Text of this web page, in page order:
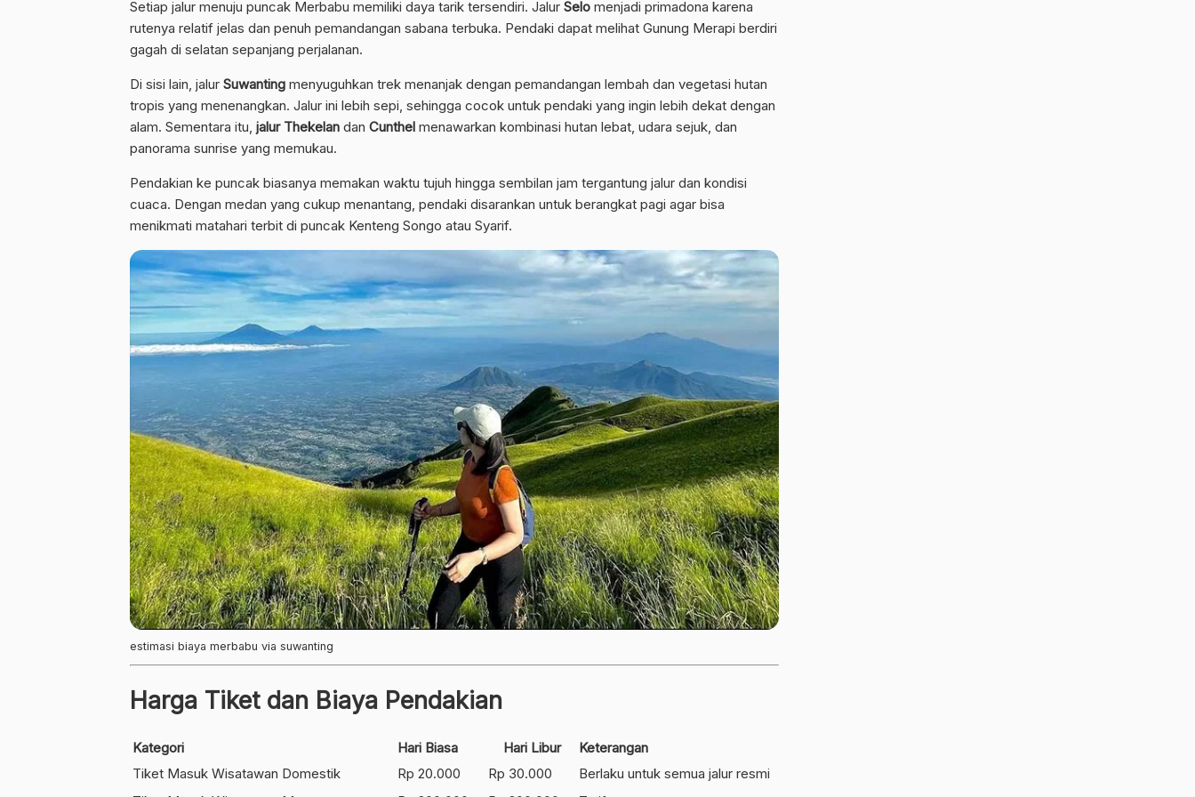
Setiap jalur menuju puncak Merbabu memiliki daya tarik tersendiri. Jalur Selo menjadi primadona karena
rutenya relatif jelas dan penuh pemandangan sabana terbuka. Pendaki dapat melihat Gunung Merapi berdiri
gagah di selatan sepanjang perjalanan.
Di sisi lain, jalur Suwanting menyuguhkan trek menanjak dengan pemandangan lembah dan vegetasi hutan
tropis yang menenangkan. Jalur ini lebih sepi, sehingga cocok untuk pendaki yang ingin lebih dekat dengan
alam. Sementara itu, jalur Thekelan dan Cunthel menawarkan kombinasi hutan lebat, udara sejuk, dan
panorama sunrise yang memukau.
Pendakian ke puncak biasanya memakan waktu tujuh hingga sembilan jam tergantung jalur dan kondisi
cuaca. Dengan medan yang cukup menantang, pendaki disarankan untuk berangkat pagi agar bisa
menikmati matahari terbit di puncak Kenteng Songo atau Syarif.
estimasi biaya merbabu via suwanting
Harga Tiket dan Biaya Pendakian
Kategori Hari Biasa Hari Libur
Keterangan
Tiket Masuk Wisatawan Domestik
Rp 20.000 Rp 30.000
Berlaku untuk semua jalur resmi